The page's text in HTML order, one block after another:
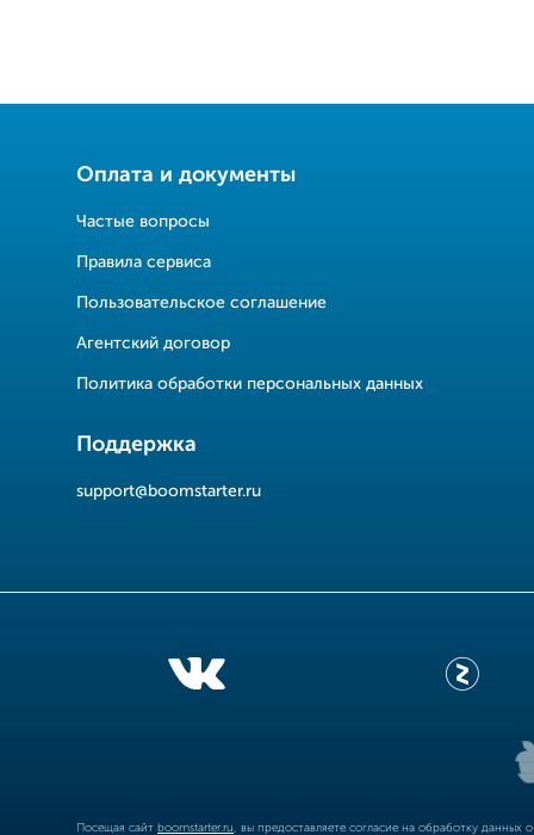
Оплата и документы
Частые вопросы
Правила сервиса
Пользовательское соглашение
Агентский договор
Политика обработки персональных данных
Поддержка
support@boomstarter.ru
Посещая сайт boomstarter.ru , вы предоставляете согласие на обработку